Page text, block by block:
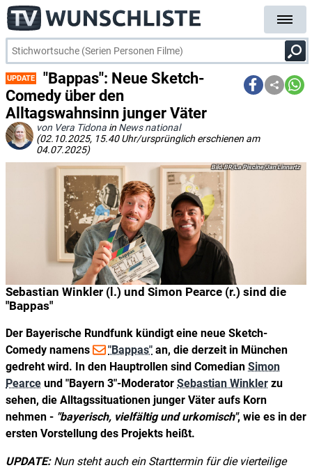
UPDATE
"Bappas": Neue Sketch-
Comedy über den
Alltagswahnsinn junger Väter
von Vera Tidona in News national
(02.10.2025, 15.40 Uhr/ursprünglich erschienen am
04.07.2025)
Sebastian Winkler (l.) und Simon Pearce (r.) sind die
"Bappas"
BR/La Piscine/Jan Linnartz
Der Bayerische Rundfunk kündigt eine neue Sketch-
Comedy namens
"Bappas" an, die derzeit in München
gedreht wird. In den Hauptrollen sind Comedian Simon
Pearce und "Bayern 3"-Moderator Sebastian Winkler zu
sehen, die Alltagssituationen junger Väter aufs Korn
nehmen - bayerisch, vielfältig und urkomisch , wie es in der
ersten Vorstellung des Projekts heißt.
UPDATE:Nun steht auch ein Starttermin für die vierteilige